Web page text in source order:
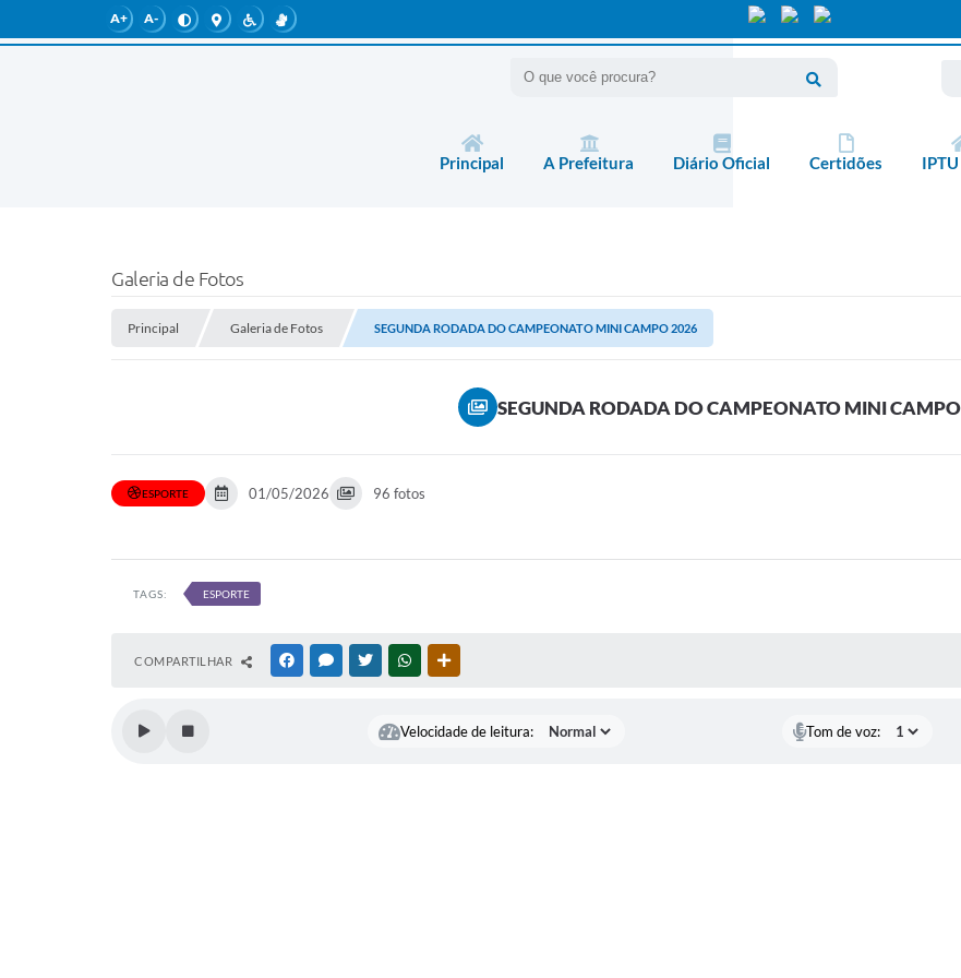
A+ A-
Principal A Prefeitura Diário Oficial Certidões
Galeria de Fotos
Principal Galeria de Fotos SEGUNDA RODADA DO CAMPEONATO MINI CAMPO 2026
SEGUNDA RODADA DO CAMPEONATO MINI
ESPORTE 01/05/2026 96 fotos
TAGS: ESPORTE
COMPARTILHAR FACEBOOKMESSENGER
TWITTERWHATSAPP
Velocidade de leitura: Tom de voz: